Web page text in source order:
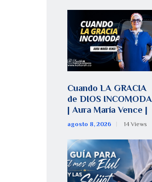
Cuando LA GRACIA
de DIOS INCOMODA
| Aura María Vence |
agosto 8, 2026 14 Views